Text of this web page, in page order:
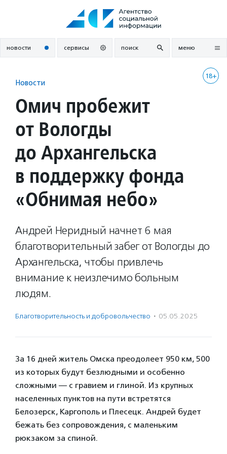
новости сервисы поиск меню
18+
Новости
Омич пробежит
от Вологды
до Архангельска
в поддержку фонда
«Обнимая небо»
Андрей Неридный начнет 6 мая
благотворительный забег от Вологды до
Архангельска, чтобы привлечь
внимание к неизлечимо больным
людям.
Благотвори­тель­ность и доброволь­чест­во · 05.05.2025
За 16 дней житель Омска преодолеет 950 км, 500
из которых будут безлюдными и особенно
сложными — с гравием и глиной. Из крупных
населенных пунктов на пути встретятся
Белозерск, Каргополь и Плесецк. Андрей будет
бежать без сопровождения, с маленьким
рюкзаком за спиной.